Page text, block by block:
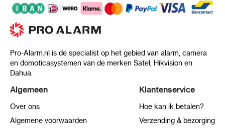
Pro-Alarm.nl is de specialist op het gebied van alarm, camera
en domoticasystemen van de merken Satel, Hikvision en
Dahua.
Algemeen
Over ons
Algemene voorwaarden
Klantenservice
Hoe kan ik betalen?
Verzending & bezorging